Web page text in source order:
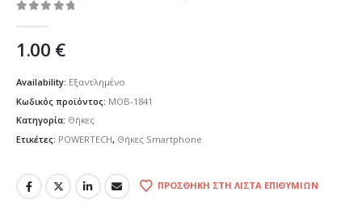
1.00 €
Availability: Εξαντλημένο
Κωδικός προϊόντος: MOB-1841
Κατηγορία: Θήκες
Ετικέτες: POWERTECH, Θήκες Smartphone
ΠΡΟΣΘΉΚΗ ΣΤΗ ΛΊΣΤΑ ΕΠΙΘΥΜΙΏΝ